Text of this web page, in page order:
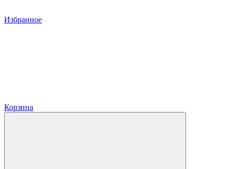
Избранное
Корзина